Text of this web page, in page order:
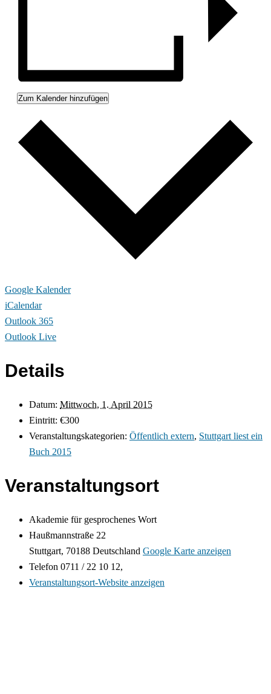
Zum Kalender hinzufügen
Google Kalender
iCalendar
Outlook 365
Outlook Live
Details
Datum: Mittwoch, 1. April 2015
Eintritt: €300
Veranstaltungskategorien: Öffentlich extern, Stuttgart liest ein
Buch 2015
Veranstaltungsort
Akademie für gesprochenes Wort
Haußmannstraße 22
Stuttgart, 70188 Deutschland Google Karte anzeigen
Telefon 0711 / 22 10 12,
Veranstaltungsort-Website anzeigen